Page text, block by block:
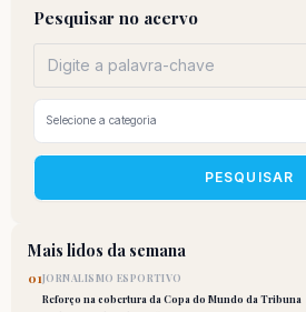
Pesquisar no acervo
PESQUISAR
Mais lidos da semana
01JORNALISMO ESPORTIVO
Reforço na cobertura da Copa do Mundo da Tribuna